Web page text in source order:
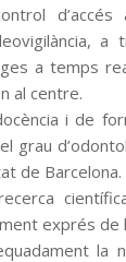
d’accés
a
a temps
al centre.
i de
grau
de Barcelona.
exprés de
la